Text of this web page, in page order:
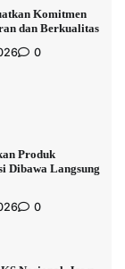
Komitmen
dan Berkualitas
0
Produk
Dibawa Langsung
0